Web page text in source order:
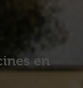
en